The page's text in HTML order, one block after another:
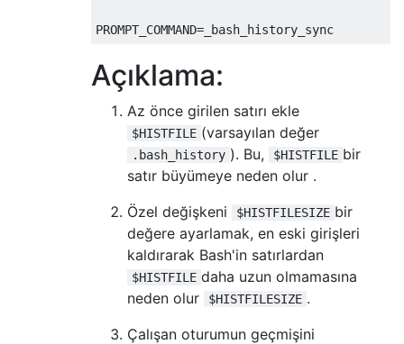
PROMPT_COMMAND= _bash_history_sync
Açıklama:
Az önce girilen satırı ekle
$HISTFILE (varsayılan değer
.bash_history ). Bu, $HISTFILE bir
satır büyümeye neden olur .
Özel değişkeni
$HISTFILESIZE bir
değere ayarlamak, en eski girişleri
kaldırarak Bash'in satırlardan
$HISTFILE daha uzun olmamasına
neden olur
$HISTFILESIZE .
Çalışan oturumun geçmişini